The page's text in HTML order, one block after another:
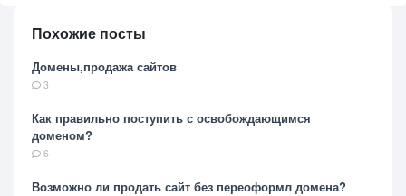
Похожие посты
Домены,продажа сайтов
3
Как правильно поступить с освобождающимся
доменом?
6
Возможно ли продать сайт без переоформл домена?